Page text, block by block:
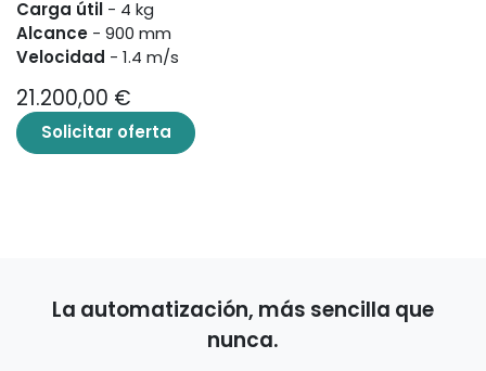
Carga útil - 4 kg
Alcance - 900 mm
Velocidad - 1.4 m/s
21.200,00 €
Solicitar oferta
La automatización, más sencilla que
nunca.